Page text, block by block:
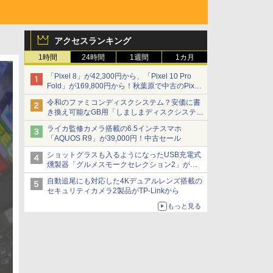
アクセスランキング
1時間 24時間 1週間 1カ月
「Pixel 8」が42,300円から、「Pixel 10 Pro
Fold」が169,800円から！秋葉原で中古のPixel
シリーズがお買い得
令和のファミコンディスクシステム？安価に書
き換え可能なGB用「しましまディスクシステ
ム」
ライカ監修カメラ搭載の6.5インチスマホ
「AQUOS R9」が39,000円！中古セール
ショットグラスも入るようになったUSB充電式
燻製器「グルメスモークセレクション2」がサ
ンコーから
自動追尾にも対応した4Kデュアルレンズ搭載の
セキュリティカメラ2製品がTP-Linkから
もっと見る